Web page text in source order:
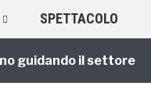
SPETTACOLO
il settore